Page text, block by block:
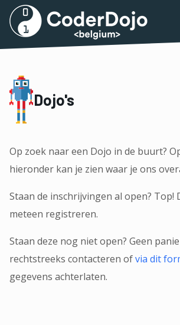
Dojo's
Op zoek naar een Dojo in de buurt?
hieronder kan je zien waar je ons
Staan de inschrijvingen al open? Top!
meteen registreren.
Staan deze nog niet open? Geen
rechtstreeks contacteren ofvia dit
gegevens achterlaten.